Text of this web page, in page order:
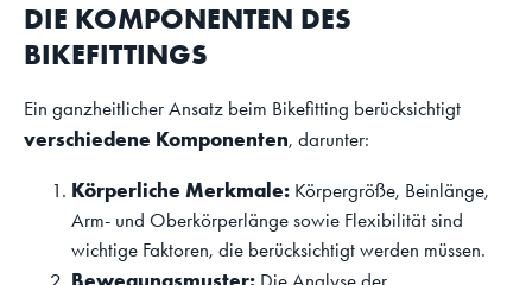
DIE KOMPONENTEN DES
BIKEFITTINGS
Ein ganzheitlicher Ansatz beim Bikefitting berücksichtigt
verschiedene Komponenten, darunter:
Körperliche Merkmale: Körpergröße, Beinlänge,
Arm- und Oberkörperlänge sowie Flexibilität sind
wichtige Faktoren, die berücksichtigt werden müssen.
Bewegungsmuster: Die Analyse der